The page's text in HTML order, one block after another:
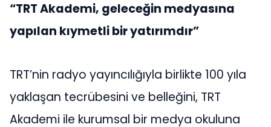
“TRT Akademi, geleceğin medyasına
yapılan kıymetli bir yatırımdır”
TRT’nin radyo yayıncılığıyla birlikte 100 yıla
yaklaşan tecrübesini ve belleğini, TRT
Akademi ile kurumsal bir medya okuluna